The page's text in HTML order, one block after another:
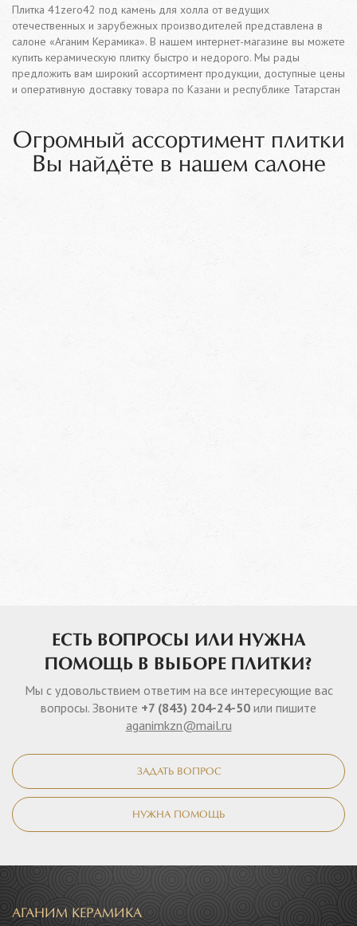
Плитка 41zero42 под камень для холла от ведущих
отечественных и зарубежных производителей представлена в
салоне «Аганим Керамика». В нашем интернет-магазине вы можете
купить керамическую плитку быстро и недорого. Мы рады
предложить вам широкий ассортимент продукции, доступные цены
и оперативную доставку товара по Казани и республике Татарстан
Огромный ассортимент плитки
Вы найдёте в нашем салоне
ЕСТЬ ВОПРОСЫ ИЛИ НУЖНА
ПОМОЩЬ В ВЫБОРЕ ПЛИТКИ?
Мы с удовольствием ответим на все интересующие вас
вопросы. Звоните +7 (843) 204-24-50 или пишите
aganimkzn@mail.ru
ЗАДАТЬ ВОПРОС
НУЖНА ПОМОЩЬ
АГАНИМ КЕРАМИКА